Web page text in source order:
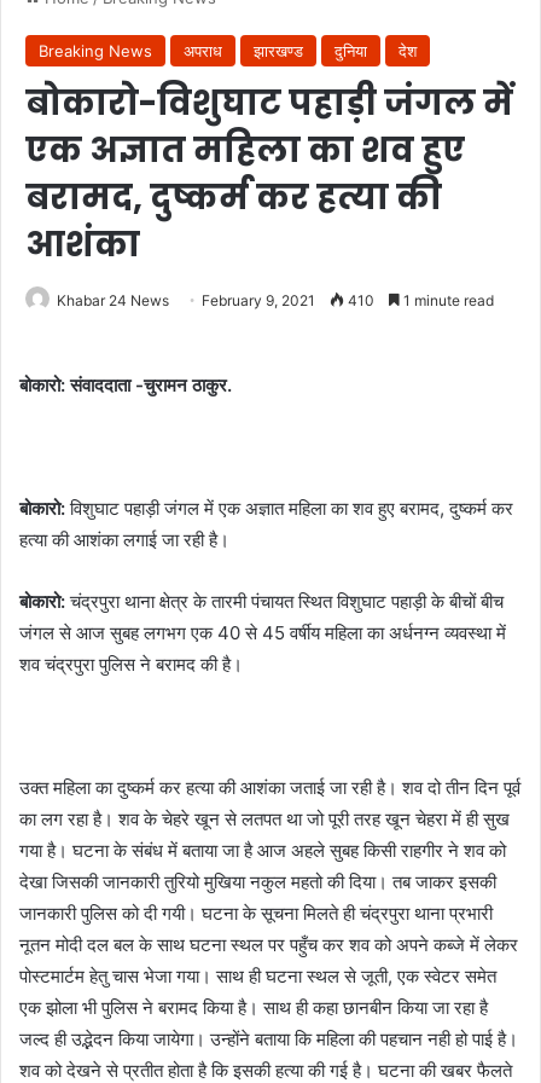
Breaking News अपराध झारखण्ड दुनिया देश
बोकारो-विशुघाट पहाड़ी जंगल में
एक अज्ञात महिला का शव हुए
बरामद, दुष्कर्म कर हत्या की
आशंका
Khabar 24 News February 9, 2021 410 1 minute read
बोकारो: संवाददाता -चुरामन ठाकुर.
बोकारो:विशुघाट पहाड़ी जंगल में एक अज्ञात महिला का शव हुए बरामद, दुष्कर्म कर
हत्या की आशंका लगाई जा रही है।
बोकारो:चंद्रपुरा थाना क्षेत्र के तारमी पंचायत स्थित विशुघाट पहाड़ी के बीचों बीच
जंगल से आज सुबह लगभग एक 40 से 45 वर्षीय महिला का अर्धनग्न व्यवस्था में
शव चंद्रपुरा पुलिस ने बरामद की है।
उक्त महिला का दुष्कर्म कर हत्या की आशंका जताई जा रही है। शव दो तीन दिन पूर्व
का लग रहा है। शव के चेहरे खून से लतपत था जो पूरी तरह खून चेहरा में ही सुख
गया है। घटना के संबंध में बताया जा है आज अहले सुबह किसी राहगीर ने शव को
देखा जिसकी जानकारी तुरियो मुखिया नकुल महतो की दिया। तब जाकर इसकी
जानकारी पुलिस को दी गयी। घटना के सूचना मिलते ही चंद्रपुरा थाना प्रभारी
नूतन मोदी दल बल के साथ घटना स्थल पर पहुँच कर शव को अपने कब्जे में लेकर
पोस्टमार्टम हेतु चास भेजा गया। साथ ही घटना स्थल से जूती, एक स्वेटर समेत
एक झोला भी पुलिस ने बरामद किया है। साथ ही कहा छानबीन किया जा रहा है
जल्द ही उद्भेदन किया जायेगा। उन्होंने बताया कि महिला की पहचान नही हो पाई है।
शव को देखने से प्रतीत होता है कि इसकी हत्या की गई है। घटना की खबर फैलते